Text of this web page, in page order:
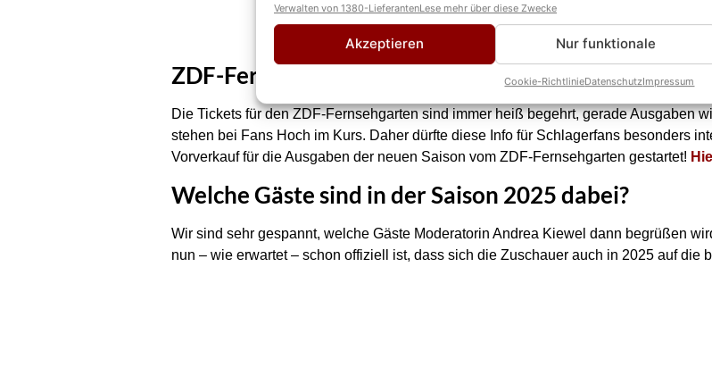
Verwalten von 1380-LieferantenLese mehr über diese Zwecke
Akzeptieren Nur funktionale
Cookie-RichtlinieDatenschutzImpressum
ZDF-Fernsehgarten: Tickets bereits im Vorverkauf
Die Tickets für den ZDF-Fernsehgarten sind immer heiß begehrt, gerade Ausgaben
stehen bei Fans Hoch im Kurs. Daher dürfte diese Info für Schlagerfans besonders
Vorverkauf für die Ausgaben der neuen Saison vom ZDF-Fernsehgarten gestartet!
Welche Gäste sind in der Saison 2025 dabei?
Wir sind sehr gespannt, welche Gäste Moderatorin Andrea Kiewel dann begrüßen
nun – wie erwartet – schon offiziell ist, dass sich die Zuschauer auch in 2025 auf die